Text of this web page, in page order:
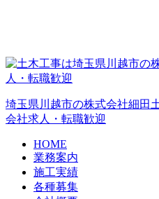
埼玉県川越市の株式会社細田
会社求人・転職歓迎
HOME
業務案内
施工実績
各種募集